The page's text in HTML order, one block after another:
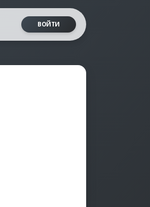
ВОЙТИ